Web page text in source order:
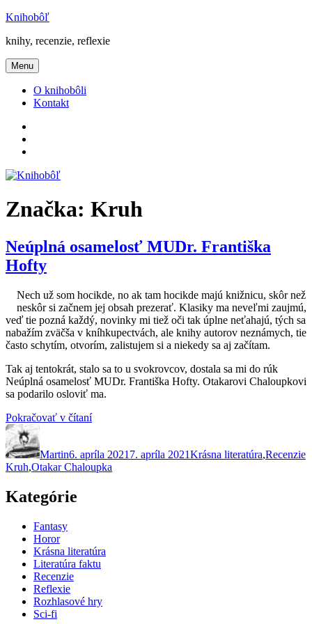
Prejsť
obsah
Knihobôľ
knihy, recenzie, reflexie
Menu
O knihobôli
Kontakt
Značka: Kruh
Neúplná osamelosť MUDr. Františka
Hofty
Nech už som hocikde, no ak tam hocikde majú knižnicu, skôr než
neskôr si začnem jej obsah prezerať. Klasiky ma neveľmi zaujmú,
veď tie pozná každý, novinky mi tiež oči tak úplne neťahajú, tých sa
nabažím zväčša v kníhkupectvách, ale knihy autorov neznámych, tie
často schytím, otvorím, zalistujem si a niekedy sa aj začítam.
Tak aj tentokrát, stalo sa to u svokrovcov, dostala sa mi do rúk
Neúplná osamelosť MUDr. Františka Hofty. Otakarovi Chaloupkovi
sa podarilo osloviť ma.
Pokračovať v čítaní„Neúplná
Františka
Hofty“
Autor
Martin6. apríla 2021 7. apríla 2021Krásna literatúra,Recenzie
Kruh,Otakar Chaloupka
Kategórie
Fantasy
Horor
Krásna literatúra
Literatúra faktu
Recenzie
Reflexie
Rozhlasové hry
Sci-fi